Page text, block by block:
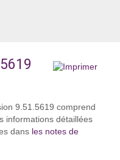
9.51.5619 comprend
informations détaillées
dans les notes de